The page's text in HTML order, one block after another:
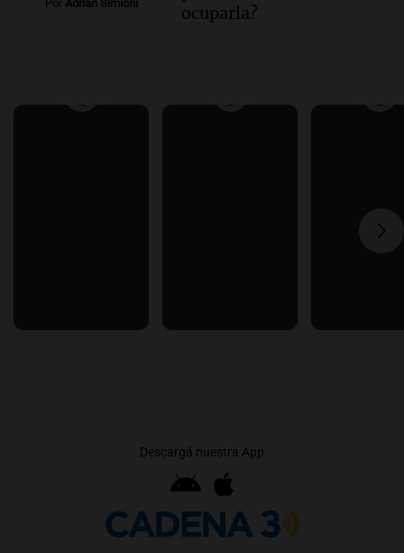
Por Adrián Simioni
ocuparla?
Descargá nuestra App